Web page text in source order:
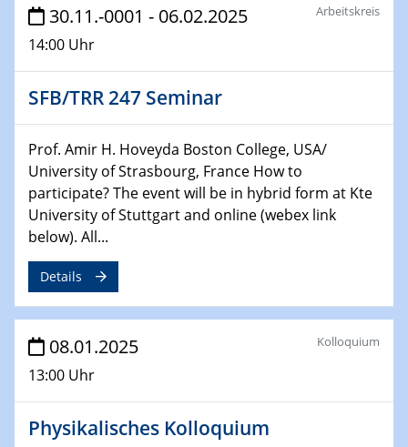
22.01.2025
HyMission Short Talks
29.01.2025
Physikalisches Kolloquium
Decoding mRNA translation: Computational and
experimental approaches to understanding gene
expression
29.01.2025
GDCh Kolloquium
The Cation Shuffle
30.01.2025
MATURE
30.11.-0001 - 06.02.2025
14:00 Uhr
Arbeitskreis
SFB/TRR 247 Seminar
Prof. Amir H. Hoveyda Boston College, USA/
University of Strasbourg, France How to
participate? The event will be in hybrid form at Kte
University of Stuttgart and online (webex link
below). All...
Details
08.01.2025
13:00 Uhr
Kolloquium
Physikalisches Kolloquium